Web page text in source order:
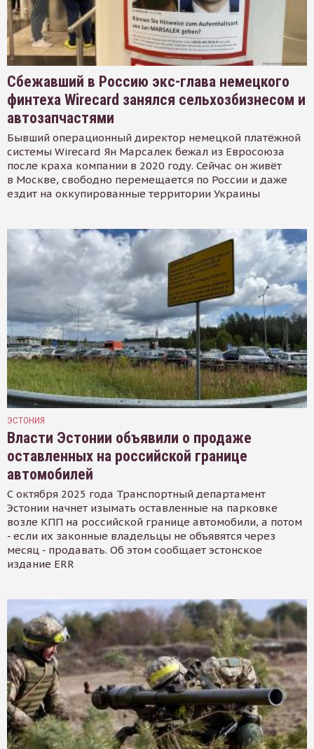
Сбежавший в Россию экс-глава немецкого
финтеха Wirecard занялся сельхозбизнесом и
автозапчастями
Бывший операционный директор немецкой платёжной
системы Wirecard Ян Марсалек бежал из Евросоюза
после краха компании в 2020 году. Сейчас он живёт
в Москве, свободно перемещается по России и даже
ездит на оккупированные территории Украины
ЭСТОНИЯ
Власти Эстонии объявили о продаже
оставленных на российской границе
автомобилей
С октября 2025 года Транспортный департамент
Эстонии начнет изымать оставленные на парковке
возле КПП на российской границе автомобили, а потом
- если их законные владельцы не объявятся через
месяц - продавать. Об этом сообщает эстонское
издание ERR